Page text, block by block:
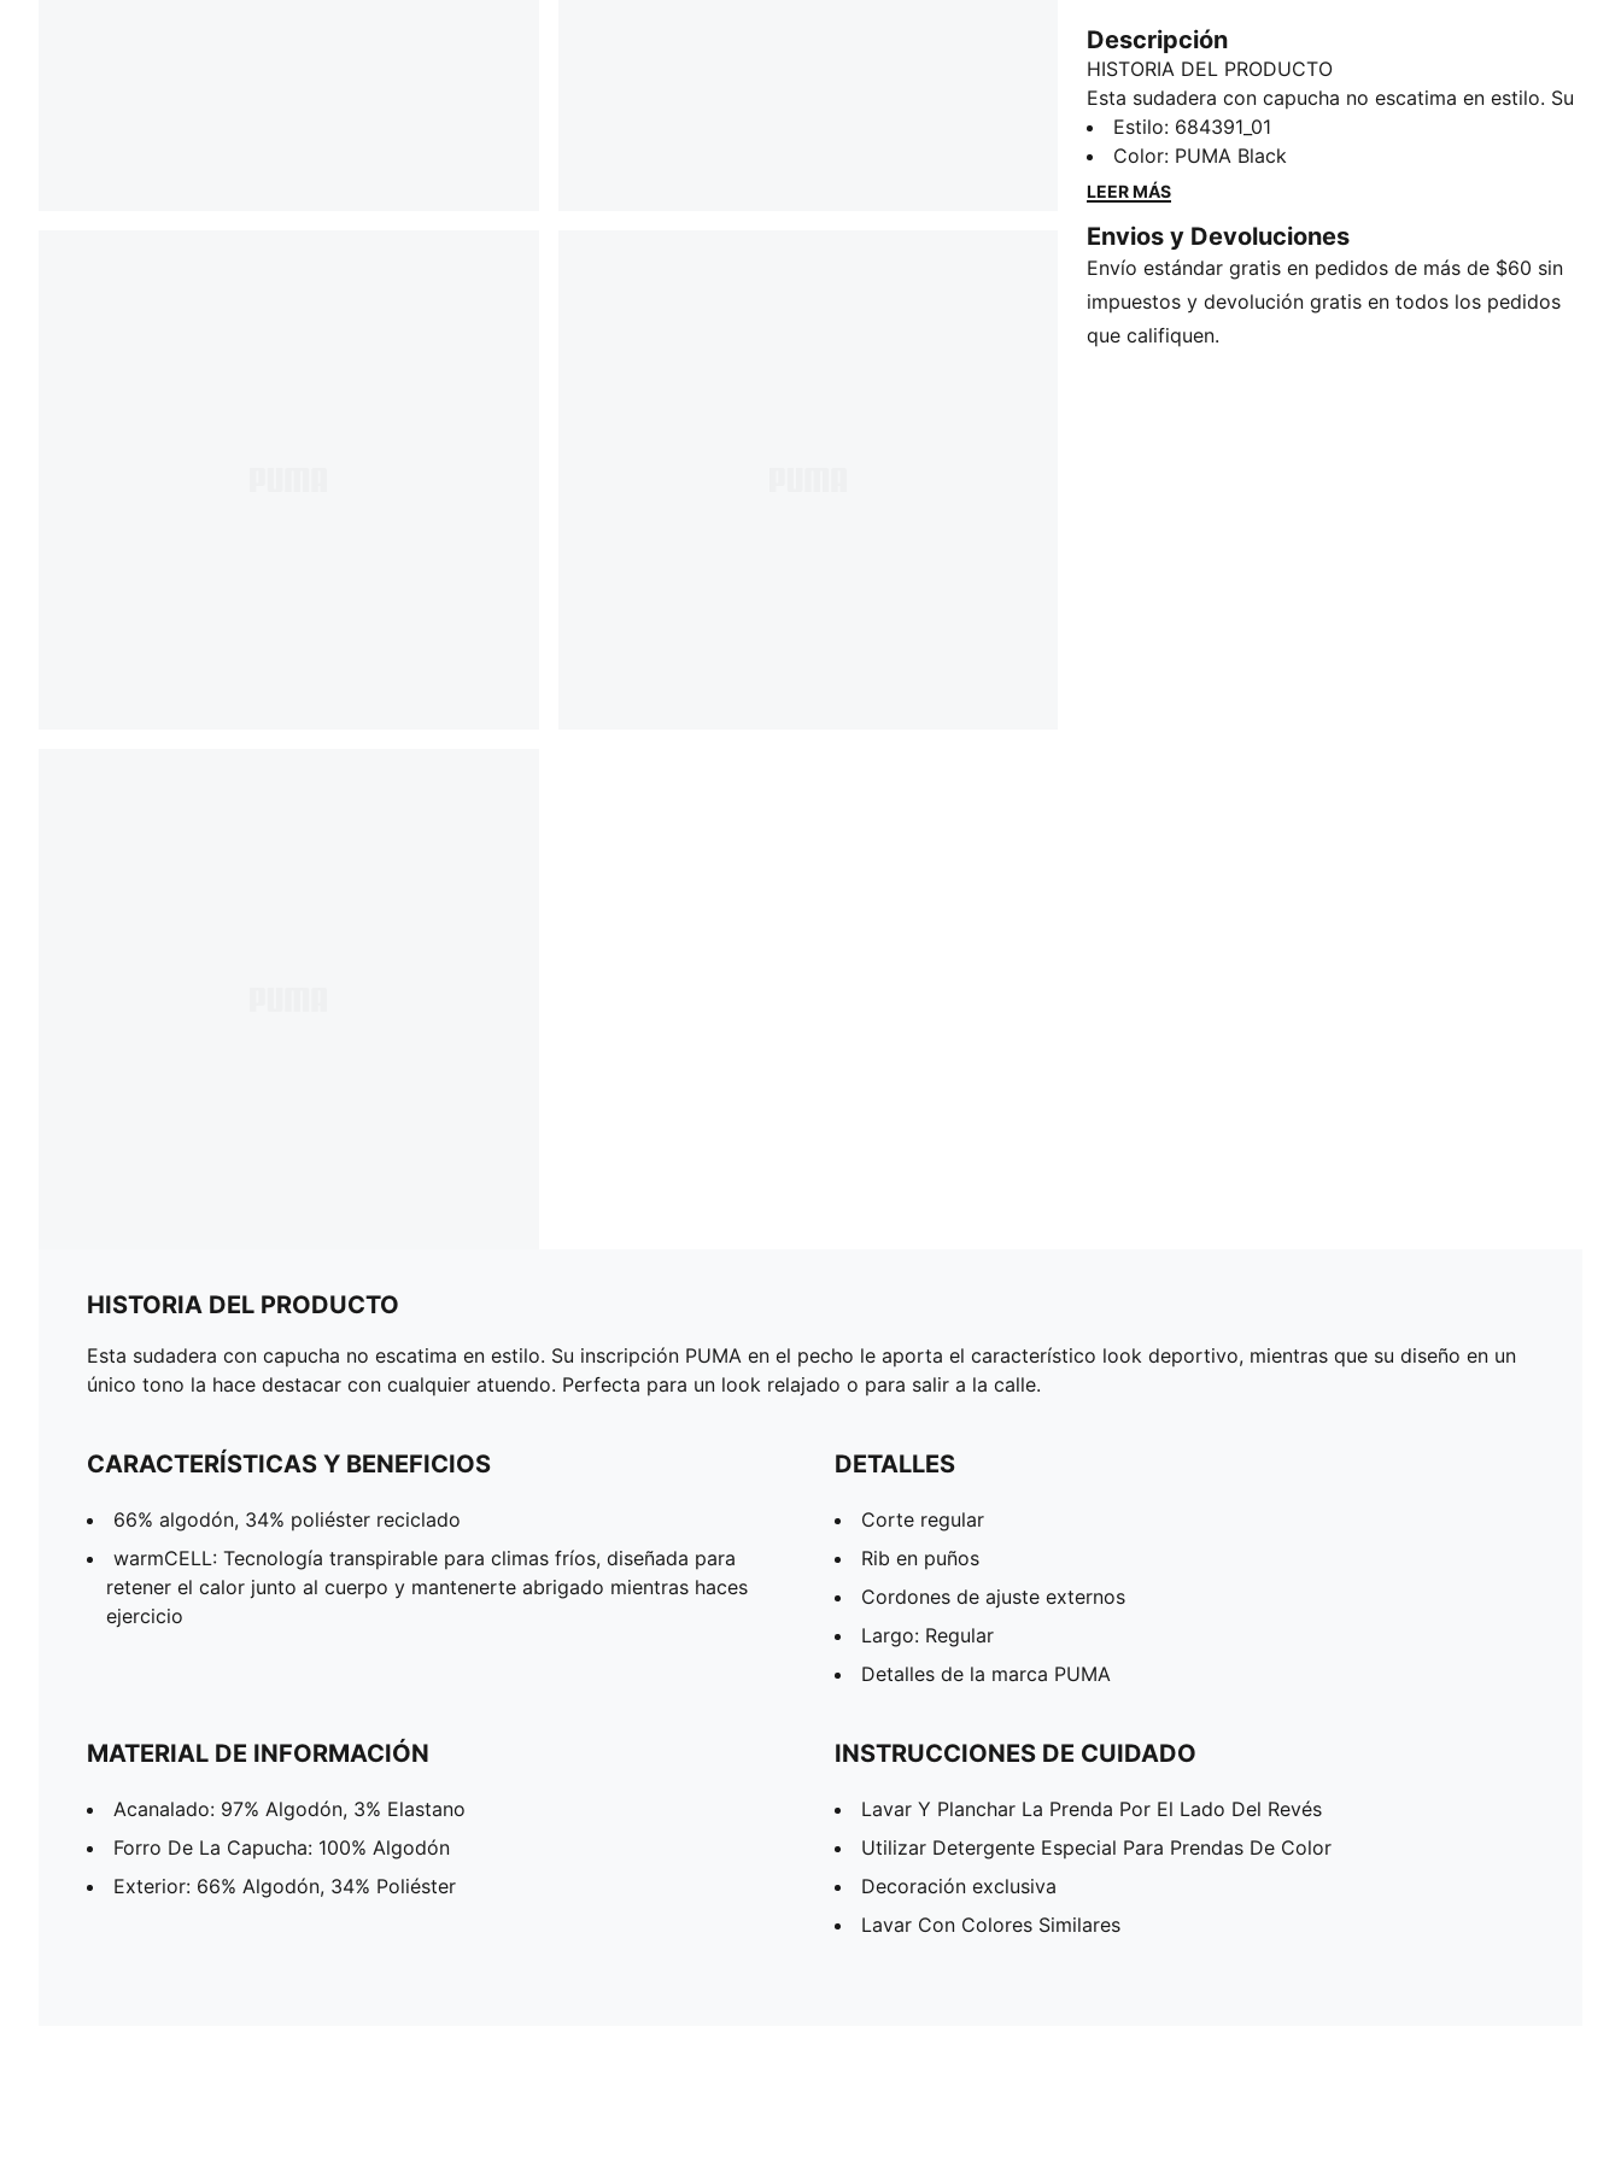
Descripción
HISTORIA DEL PRODUCTO
Esta sudadera con capucha no escatima en estilo. Su
inscripción PUMA en el pecho le aporta el
característico look deportivo, mientras que su diseño
en un único tono la hace destacar con cualquier
la calle.
CARACTERÍSTICAS Y BENEFICIOS
66% algodón, 34% poliéster reciclado
warmCELL: Tecnología transpirable para climas fríos,
Estilo: 684391_01
Color: PUMA Black
LEER MÁS
Envios y Devoluciones
Envío estándar gratis en pedidos de más de $60 sin
impuestos y devolución gratis en todos los pedidos
que califiquen.
HISTORIA DEL PRODUCTO
Esta sudadera con capucha no escatima en estilo. Su inscripción PUMA en el pecho le aporta el característico look deportivo, mientras que su diseño en un
único tono la hace destacar con cualquier atuendo. Perfecta para un look relajado o para salir a la calle.
CARACTERÍSTICAS Y BENEFICIOS
66% algodón, 34% poliéster reciclado
warmCELL: Tecnología transpirable para climas fríos, diseñada para
retener el calor junto al cuerpo y mantenerte abrigado mientras haces
ejercicio
DETALLES
Corte regular
Rib en puños
Cordones de ajuste externos
Largo: Regular
Detalles de la marca PUMA
MATERIAL DE INFORMACIÓN
Acanalado: 97% Algodón, 3% Elastano
Forro De La Capucha: 100% Algodón
Exterior: 66% Algodón, 34% Poliéster
INSTRUCCIONES DE CUIDADO
Lavar Y Planchar La Prenda Por El Lado Del Revés
Utilizar Detergente Especial Para Prendas De Color
Decoración exclusiva
Lavar Con Colores Similares